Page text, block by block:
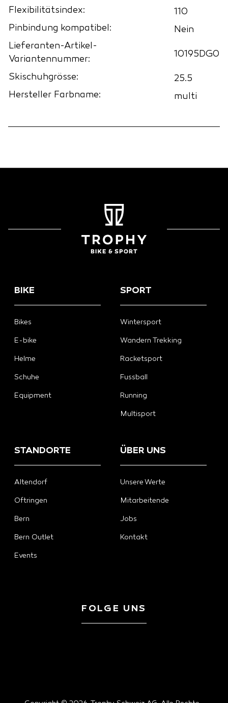
Flexibilitätsindex:
110
Pinbindung kompatibel:
Nein
Lieferanten-Artikel-
Variantennummer:
10195DG0
Skischuhgrösse:
25.5
Hersteller Farbname:
multi
BIKE
Bikes
E-bike
Helme
Schuhe
Equipment
SPORT
Wintersport
Wandern Trekking
Racketsport
Fussball
Running
Multisport
STANDORTE
Altendorf
Oftringen
Bern
Bern Outlet
Events
ÜBER UNS
Unsere Werte
Mitarbeitende
Jobs
Kontakt
FOLGE UNS